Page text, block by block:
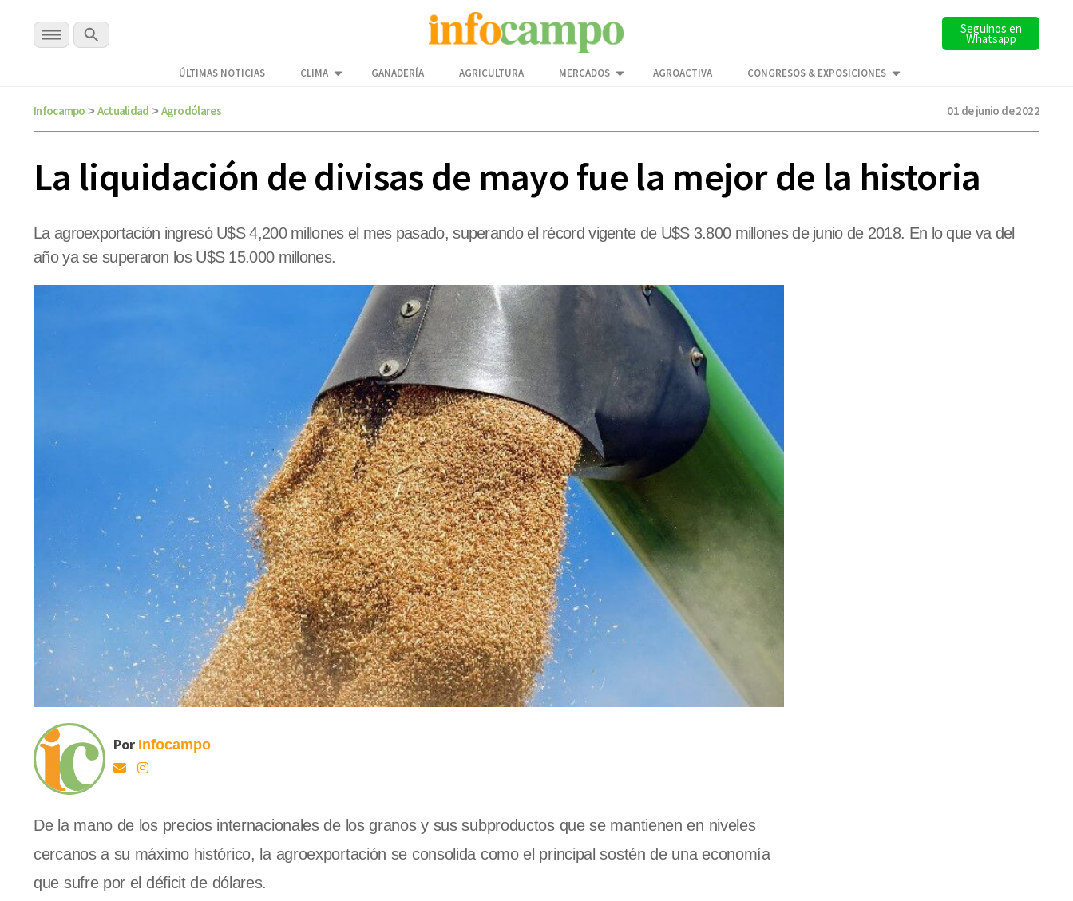
Seguinos en
Whatsapp
ÚLTIMAS NOTICIAS CLIMA GANADERÍA AGRICULTURA MERCADOS AGROACTIVA CONGRESOS & EXPOSICIONES
Infocampo > Actualidad > Agrodólares 01 de junio de 2022
La liquidación de divisas de mayo fue la mejor de la historia
La agroexportación ingresó U$S 4,200 millones el mes pasado, superando el récord vigente de U$S 3.800 millones de junio de 2018. En lo que va del
año ya se superaron los U$S 15.000 millones.
Por Infocampo
De la mano de los precios internacionales de los granos y sus subproductos que se mantienen en niveles
cercanos a su máximo histórico, la agroexportación se consolida como el principal sostén de una economía
que sufre por el déficit de dólares.